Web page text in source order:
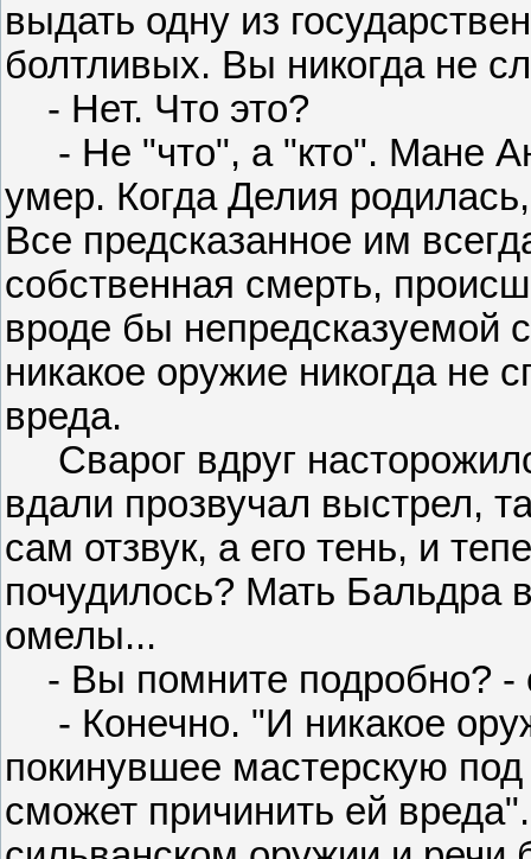
выдать одну из
болтливых. Вы никогда не
- Нет. Что это?
- Не "что", а "кто". Мане
умер. Когда Делия
Все предсказанное им
собственная смерть,
вроде бы непредсказуемой
никакое оружие никогда не
вреда.
Сварог вдруг
вдали прозвучал выстрел,
сам отзвук, а его тень, и
почудилось? Мать Бальдра
омелы...
- Вы помните подробно? -
- Конечно. "И никакое
покинувшее мастерскую
сможет причинить ей